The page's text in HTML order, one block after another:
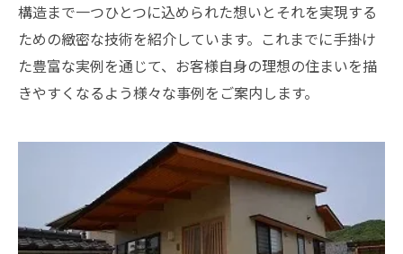
構造まで一つひとつに込められた想いとそれを実現する
ための緻密な技術を紹介しています。これまでに手掛け
た豊富な実例を通じて、お客様自身の理想の住まいを描
きやすくなるよう様々な事例をご案内します。